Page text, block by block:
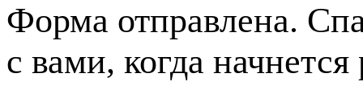
Форма отправлена.
с вами, когда